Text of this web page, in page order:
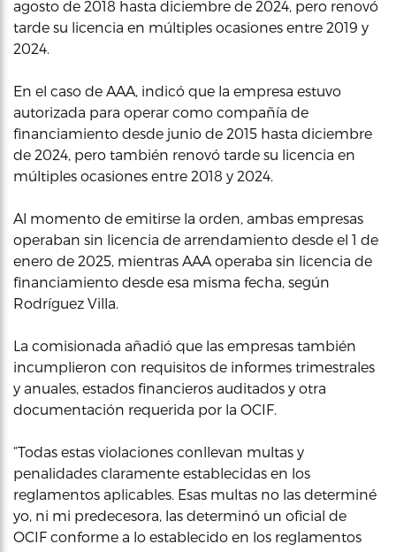
agosto de 2018 hasta diciembre de 2024, pero renovó
tarde su licencia en múltiples ocasiones entre 2019 y
2024.
En el caso de AAA, indicó que la empresa estuvo
autorizada para operar como compañía de
financiamiento desde junio de 2015 hasta diciembre
de 2024, pero también renovó tarde su licencia en
múltiples ocasiones entre 2018 y 2024.
Al momento de emitirse la orden, ambas empresas
operaban sin licencia de arrendamiento desde el 1 de
enero de 2025, mientras AAA operaba sin licencia de
financiamiento desde esa misma fecha, según
Rodríguez Villa.
La comisionada añadió que las empresas también
incumplieron con requisitos de informes trimestrales
y anuales, estados financieros auditados y otra
documentación requerida por la OCIF.
“Todas estas violaciones conllevan multas y
penalidades claramente establecidas en los
reglamentos aplicables. Esas multas no las determiné
yo, ni mi predecesora, las determinó un oficial de
OCIF conforme a lo establecido en los reglamentos